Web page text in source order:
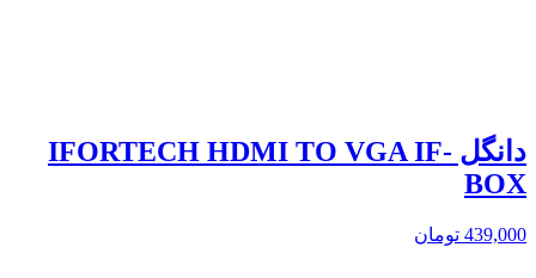
دانگل IFORTECH HDMI TO VGA IF-
BOX
439,000 تومان